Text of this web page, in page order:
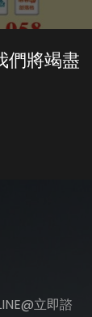
們將竭盡
立即諮